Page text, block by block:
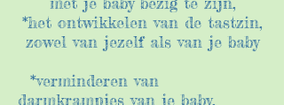
*het ontwikkelen van de tastzin,
zowel van jezelf als van je baby
*verminderen van
darmkrampjes van je baby,